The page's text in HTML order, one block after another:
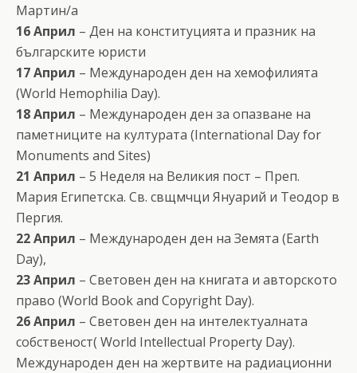
Мартин/а
16 Април – Ден на конституцията и празник на
българските юристи
17 Април – Международен ден на хемофилията
(World Hemophilia Day).
18 Април – Международен ден за опазване на
паметниците на културата (International Day for
Monuments and Sites)
21 Април – 5 Неделя на Великия пост – Преп.
Мария Египетска. Св. свщмчци Януарий и Теодор в
Пергия.
22 Април – Международен ден на Земята (Earth
Day),
23 Април – Световен ден на книгата и авторското
право (World Book and Copyright Day).
26 Април – Световен ден на интелектуалната
собственост( World Intellectual Property Day).
Международен ден на жертвите на радиационни